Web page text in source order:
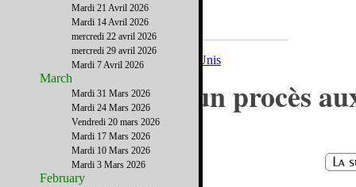
A la Une
Etre juré dans un procès
Etats-Unis
Mardi 21 Avril 2026
Mardi 14 Avril 2026
mercredi 22 avril 2026
mercredi 29 avril 2026
Mardi 7 Avril 2026
March
Mardi 31 Mars 2026
Mardi 24 Mars 2026
Vendredi 20 mars 2026
Mardi 17 Mars 2026
Mardi 10 Mars 2026
Mardi 3 Mars 2026
February